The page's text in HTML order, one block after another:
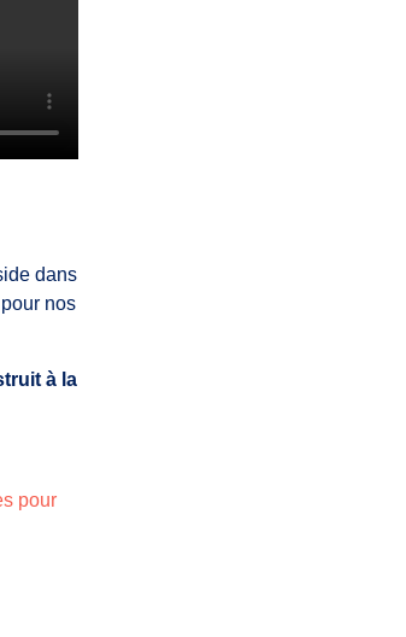
dans
nos
à la
pour